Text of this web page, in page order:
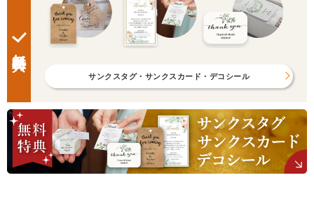
サンクスタグ・サンクスカード・デコシール